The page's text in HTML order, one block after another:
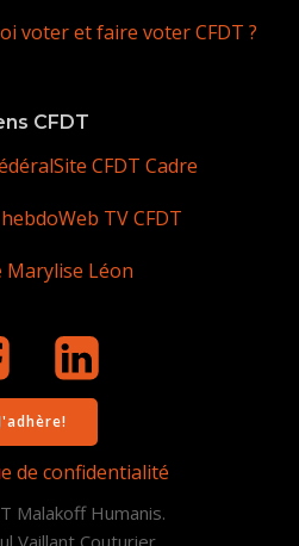
voter et faire voter CFDT ?
CFDT
Site CFDT Cadre
Web TV CFDT
Marylise Léon
de confidentialité
Malakoff Humanis.
Vaillant Couturier,